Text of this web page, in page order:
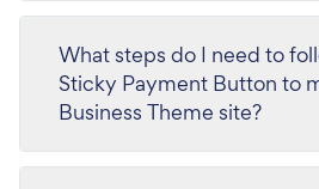
What steps do I need to
Sticky Payment Button to
Business Theme site?